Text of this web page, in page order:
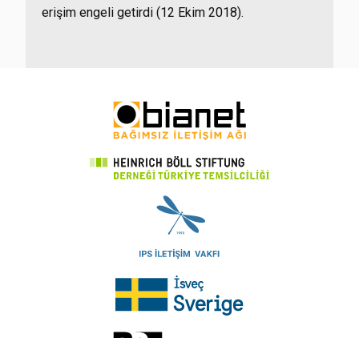
erişim engeli getirdi (12 Ekim 2018).